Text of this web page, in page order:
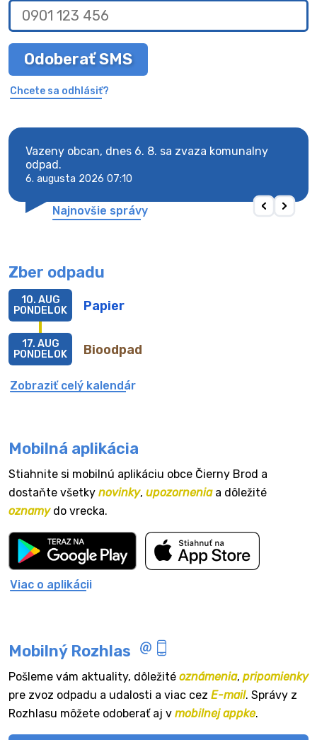
Odoberať SMS
Chcete sa odhlásiť?
Vazeny obcan, dnes 6. 8. sa zvaza komunalny
odpad.
6. augusta 2026 07:10
Najnovšie správy
Zber odpadu
Papier
10. AUG
PONDELOK
Bioodpad
17. AUG
PONDELOK
Zobraziť celý kalendár
Mobilná aplikácia
Stiahnite si mobilnú aplikáciu obce Čierny Brod a
dostaňte všetky novinky, upozorneniaa dôležité
oznamydo vrecka.
Viac o aplikácii
Mobilný Rozhlas
Pošleme vám aktuality, dôležité oznámenia, pripomienky
pre zvoz odpadu a udalosti a viac cez E-mail. Správy z
Rozhlasu môžete odoberať aj v mobilnej appke.